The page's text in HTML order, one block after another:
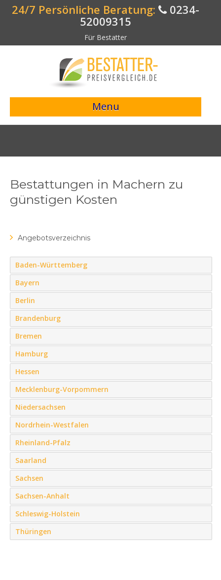
24/7 Persönliche Beratung:
0234-
52009315
Für Bestatter
Menu
> Preisvergleich starten <
Bestattungsvorsorge
Bestattungen in Machern zu
günstigen Kosten
Angebotsverzeichnis
Baden-Württemberg
Bayern
Berlin
Brandenburg
Bremen
Hamburg
Hessen
Mecklenburg-Vorpommern
Niedersachsen
Nordrhein-Westfalen
Rheinland-Pfalz
Saarland
Sachsen
Sachsen-Anhalt
Schleswig-Holstein
Thüringen